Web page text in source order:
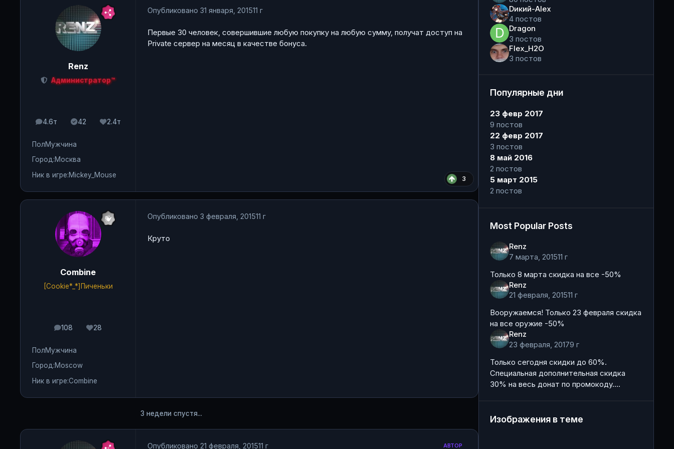
Renz
Администратор™
4.6т
сообщения
42
Solutions2.4т
Репутация
ПолМужчина
Город:Москва
Ник в игре:Mickey_Mouse
Опубликовано 31 января, 201511 г
Первые 30 человек, совершившие любую покупку на любую сумму, получат доступ на
Private сервер на месяц в качестве бонуса.
3
Combine
[Cookie*_*]Пиченьки
108
сообщения
28
Репутация
ПолМужчина
Город:Moscow
Ник в игре:Combine
Опубликовано 3 февраля, 201511 г
Круто
3 недели спустя...
Опубликовано 21 февраля, 201511 г АВТОР
Dикий-Alex
4 постов
Dragon
3 постов
Flex_H2O
3 постов
Популярные дни
23 февр 2017
9 постов
22 февр 2017
3 постов
8 май 2016
2 постов
5 март 2015
2 постов
Most Popular Posts
Renz
7 марта, 201511 г
Только 8 марта скидка на все -50%
Renz
21 февраля, 201511 г
Вооружаемся! Только 23 февраля скидка
на все оружие -50%
Renz
23 февраля, 20179 г
Только сегодня скидки до 60%.
Специальная дополнительная скидка
30% на весь донат по промокоду.
10 заказов.
Изображения в теме